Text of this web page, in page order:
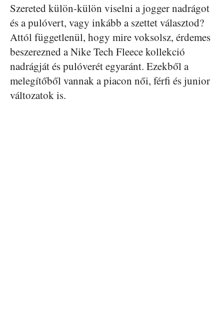
Szereted külön-külön viselni a jogger nadrágot
és a pulóvert, vagy inkább a szettet választod?
Attól függetlenül, hogy mire voksolsz, érdemes
beszerezned a Nike Tech Fleece kollekció
nadrágját és pulóverét egyaránt. Ezekből a
melegítőből vannak a piacon női, férfi és junior
változatok is.